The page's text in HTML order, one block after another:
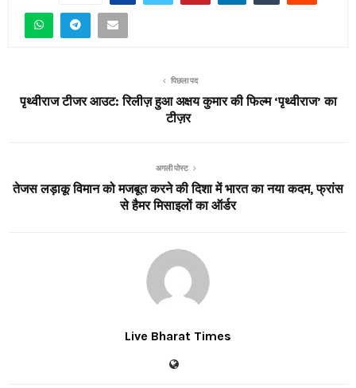
पिछला पद
पृथ्वीराज टीजर आउट: रिलीज़ हुआ अक्षय कुमार की फिल्म ‘पृथ्वीराज’ का
टीज़र
अगली पोस्ट
तेजस लड़ाकू विमान को मजबूत करने की दिशा में भारत का नया कदम, फ्रांस
से हैमर मिसाइलों का ऑर्डर
Live Bharat Times